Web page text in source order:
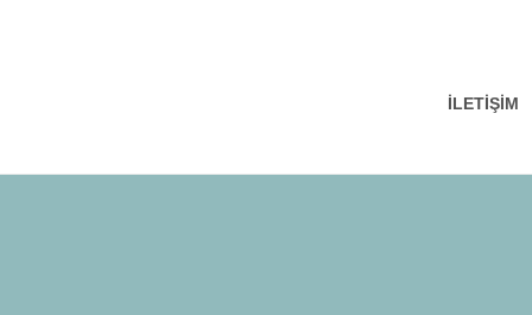
İLETIŞIM